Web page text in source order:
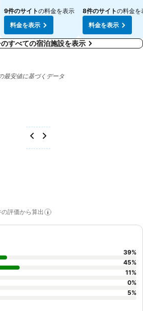
9件のサイトの料金を表示
料金を表示
8件のサイトの料金を
料金を表示
すべての宿泊施設を表示
最安値に基づくデータ
評価から算出
39%
45%
11%
0%
5%